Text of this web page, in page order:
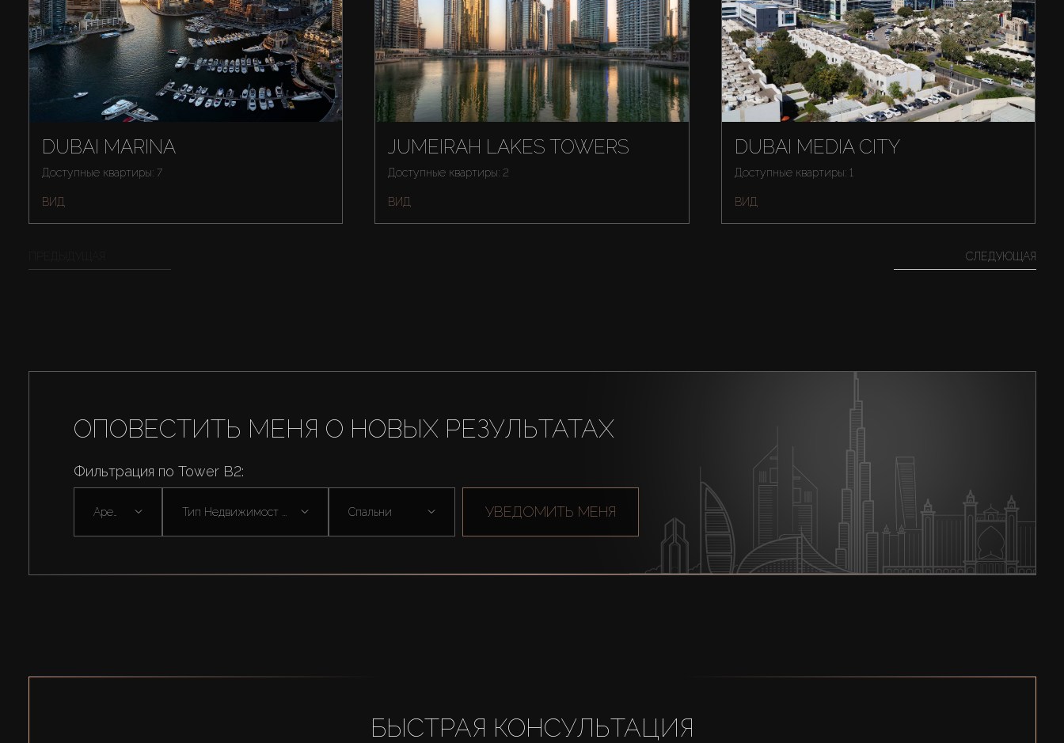
DUBAI MARINA
Доступные квартиры: 7
ВИД
JUMEIRAH LAKES TOWERS
Доступные квартиры: 2
ВИД
DUBAI MEDIA CITY
Доступные квартиры: 1
ВИД
СЛЕДУЮЩАЯ
ОПОВЕСТИТЬ МЕНЯ О НОВЫХ РЕЗУЛЬТАТАХ
Фильтрация по Tower B2:
Аренда Тип Недвижимост ... Спальни УВЕДОМИТЬ МЕНЯ
БЫСТРАЯ КОНСУЛЬТАЦИЯ